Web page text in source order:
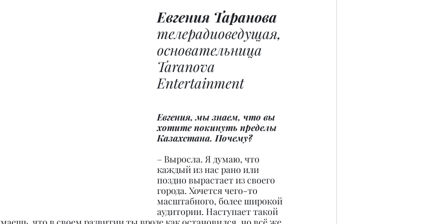
Евгения Таранова
телерадиоведущая,
основательница
Taranova
Entertainment
Евгения, мы знаем, что вы
хотите покинуть пределы
Казахстана. Почему?
– Выросла. Я думаю, что
каждый из нас рано или
поздно вырастает из своего
города. Хочется чего-то
масштабного, более широкой
аудитории. Наступает такой